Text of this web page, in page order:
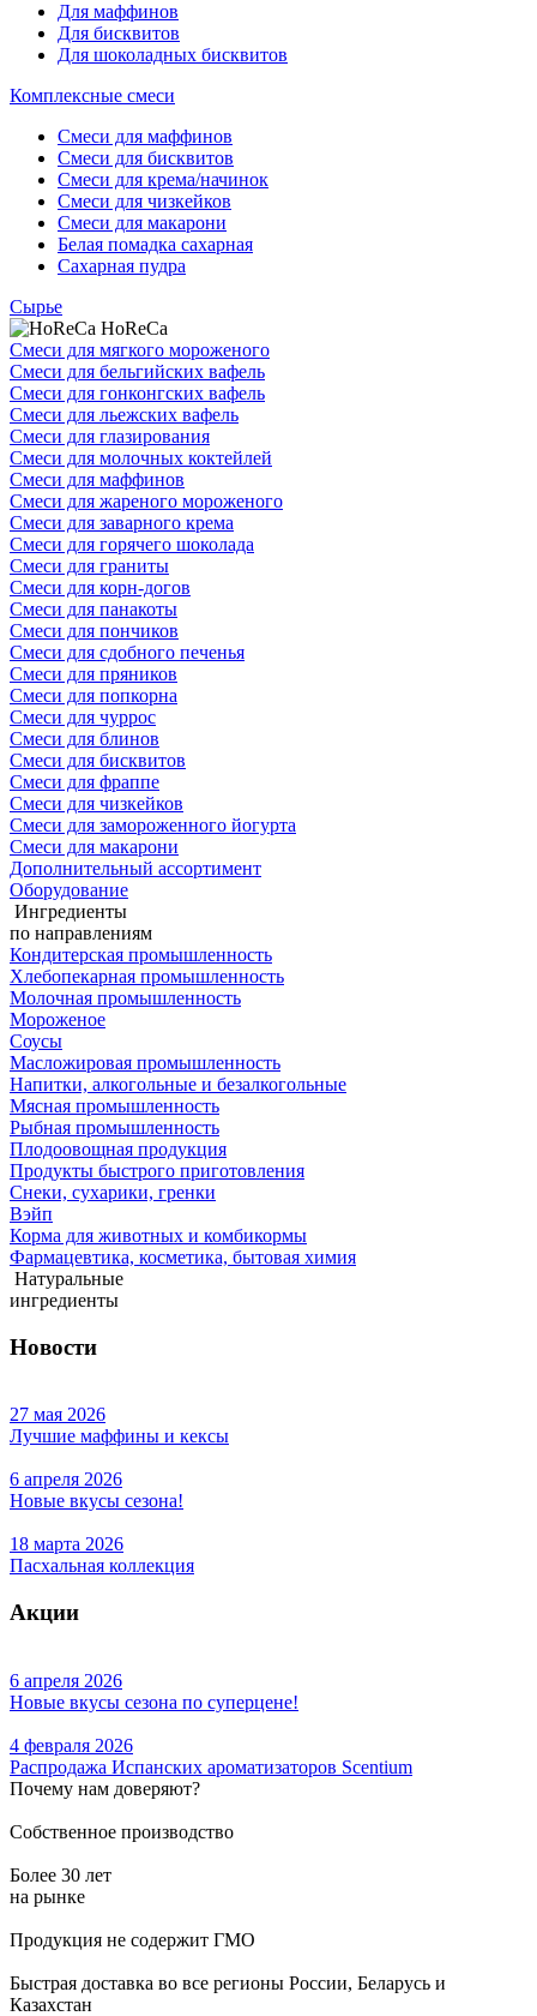
Для маффинов
Для бисквитов
Для шоколадных бисквитов
Комплексные смеси
Смеси для маффинов
Смеси для бисквитов
Смеси для крема/начинок
Смеси для чизкейков
Смеси для макарони
Белая помадка сахарная
Сахарная пудра
Сырье
HoReCa
Смеси для мягкого мороженого
Смеси для бельгийских вафель
Смеси для гонконгских вафель
Смеси для льежских вафель
Смеси для глазирования
Смеси для молочных коктейлей
Смеси для маффинов
Смеси для жареного мороженого
Смеси для заварного крема
Смеси для горячего шоколада
Смеси для граниты
Смеси для корн-догов
Смеси для панакоты
Смеси для пончиков
Смеси для сдобного печенья
Смеси для пряников
Смеси для попкорна
Смеси для чуррос
Смеси для блинов
Смеси для бисквитов
Смеси для фраппе
Смеси для чизкейков
Смеси для замороженного йогурта
Смеси для макарони
Дополнительный ассортимент
Оборудование
Ингредиенты
по направлениям
Кондитерская промышленность
Хлебопекарная промышленность
Молочная промышленность
Мороженое
Соусы
Масложировая промышленность
Напитки, алкогольные и безалкогольные
Мясная промышленность
Рыбная промышленность
Плодоовощная продукция
Продукты быстрого приготовления
Снеки, сухарики, гренки
Вэйп
Корма для животных и комбикормы
Фармацевтика, косметика, бытовая химия
Натуральные
ингредиенты
Новости
27 мая 2026
Лучшие маффины и кексы
6 апреля 2026
Новые вкусы сезона!
18 марта 2026
Пасхальная коллекция
Акции
6 апреля 2026
Новые вкусы сезона по суперцене!
4 февраля 2026
Распродажа Испанских ароматизаторов Scentium
Почему нам доверяют?
Собственное производство
Более 30 лет
на рынке
Продукция не содержит ГМО
Быстрая доставка во все регионы России, Беларусь и
Казахстан